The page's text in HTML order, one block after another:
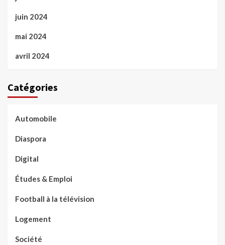
juin 2024
mai 2024
avril 2024
Catégories
Automobile
Diaspora
Digital
Études & Emploi
Football à la télévision
Logement
Société